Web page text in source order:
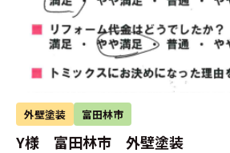
外壁塗装 富田林市
Y様 富田林市 外壁塗装